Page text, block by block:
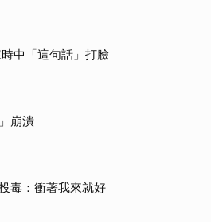
中「這句話」打臉
崩潰
毒：衝著我來就好